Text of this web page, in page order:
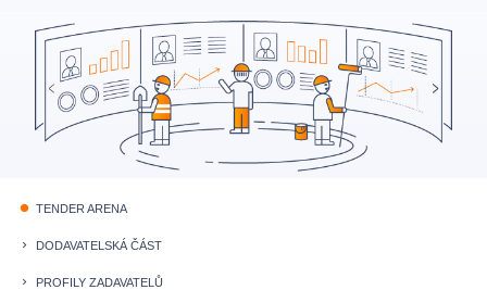
fiber_manual_record TENDER ARENA
keyboard_arrow_right DODAVATELSKÁ ČÁST
keyboard_arrow_right PROFILY ZADAVATELŮ